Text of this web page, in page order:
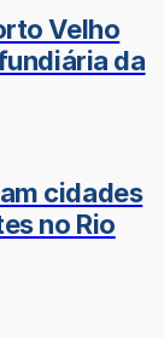
Velho
da
cidades
no Rio